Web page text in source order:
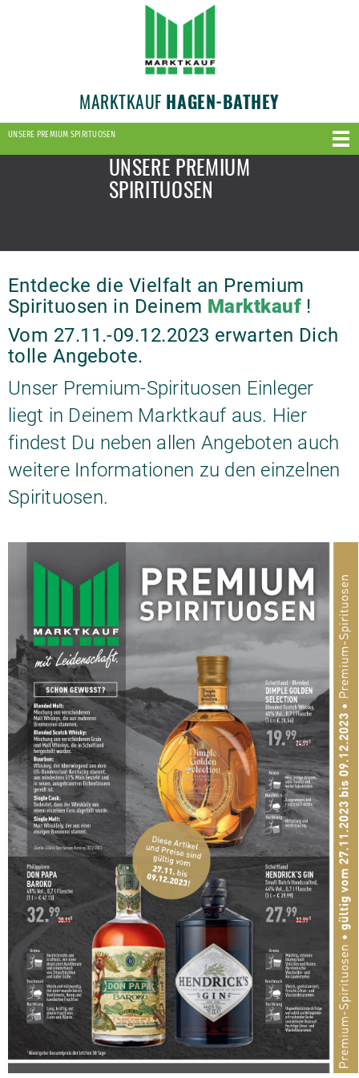
MARKTKAUF HAGEN-BATHEY
UNSERE PREMIUM SPIRITUOSEN
UNSERE PREMIUM
SPIRITUOSEN
Entdecke die Vielfalt an Premium
Spirituosen in Deinem Marktkauf !
Vom 27.11.-09.12.2023 erwarten Dich
tolle Angebote.
Unser Premium-Spirituosen Einleger
liegt in Deinem Marktkauf aus. Hier
findest Du neben allen Angeboten auch
weitere Informationen zu den einzelnen
Spirituosen.